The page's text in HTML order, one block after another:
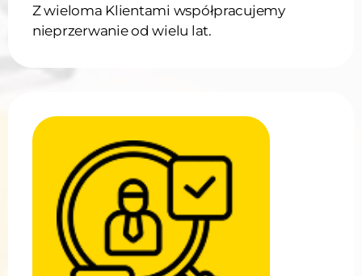
Z wieloma Klientami współpracujemy
nieprzerwanie od wielu lat.